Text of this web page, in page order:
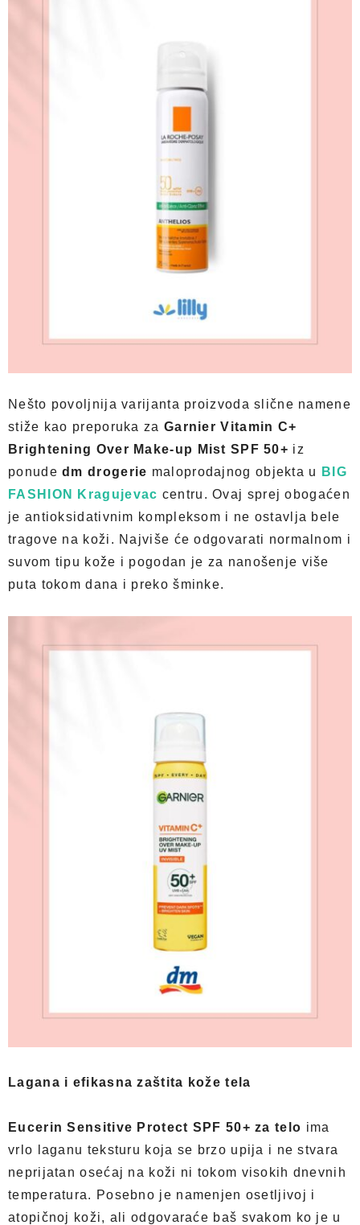
Nešto povoljnija varijanta proizvoda slične namene
stiže kao preporuka za Garnier Vitamin C+
Brightening Over Make-up Mist SPF 50+ iz
ponudedm drogerie maloprodajnog objekta u
BIG
FASHION Kragujevac centru. Ovaj sprej obogaćen
je antioksidativnim kompleksom i ne ostavlja bele
tragove na koži. Najviše će odgovarati normalnom i
suvom tipu kože i pogodan je za nanošenje više
puta tokom dana i preko šminke.
Lagana i efikasna zaštita kože tela
Eucerin Sensitive Protect SPF 50+ za telo ima
vrlo laganu teksturu koja se brzo upija i ne stvara
neprijatan osećaj na koži ni tokom visokih dnevnih
temperatura. Posebno je namenjen osetljivoj i
atopičnoj koži, ali odgovaraće baš svakom ko je u